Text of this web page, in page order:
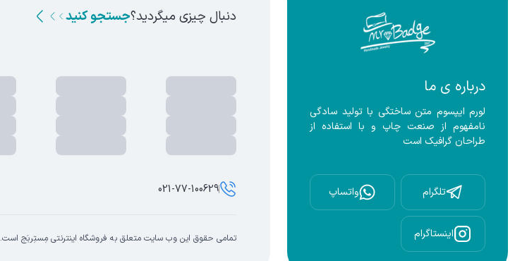
درباره ی ما
نامفهوم از صنعت چاپ و با استفاده از
طراحان گرافیک است
تلگرام واتساپ
اینستاگرام
دنبال چیزی میگردید؟جستجو کنید
021-77-100629
تمامی حقوق این وب سایت متعلق به فروشگاه اینترنتی مِستِربَج است.